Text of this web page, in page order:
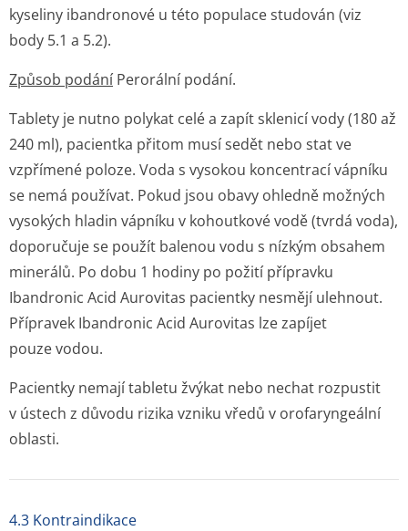
kyseliny ibandronové u této populace studován (viz
body 5.1 a 5.2).
Způsob podání Perorální podání.
Tablety je nutno polykat celé a zapít sklenicí vody (180 až
240 ml), pacientka přitom musí sedět nebo stat ve
vzpřímené poloze. Voda s vysokou koncentrací vápníku
se nemá používat. Pokud jsou obavy ohledně možných
vysokých hladin vápníku v kohoutkové vodě (tvrdá voda),
doporučuje se použít balenou vodu s nízkým obsahem
minerálů. Po dobu 1 hodiny po požití přípravku
Ibandronic Acid Aurovitas pacientky nesmějí ulehnout.
Přípravek Ibandronic Acid Aurovitas lze zapíjet
pouze vodou.
Pacientky nemají tabletu žvýkat nebo nechat rozpustit
v ústech z důvodu rizika vzniku vředů v orofaryngeální
oblasti.
4.3 Kontraindikace